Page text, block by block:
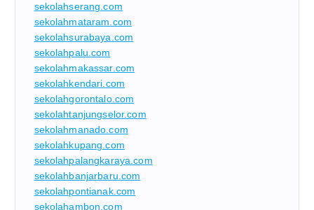
sekolahserang.com
sekolahmataram.com
sekolahsurabaya.com
sekolahpalu.com
sekolahmakassar.com
sekolahkendari.com
sekolahgorontalo.com
sekolahtanjungselor.com
sekolahmanado.com
sekolahkupang.com
sekolahpalangkaraya.com
sekolahbanjarbaru.com
sekolahpontianak.com
sekolahambon.com